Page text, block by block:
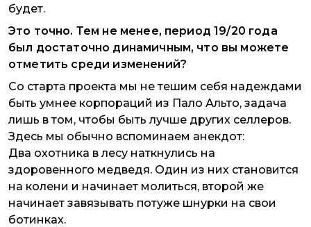
будет.
Это точно. Тем не менее, период 19/20 года
был достаточно динамичным, что вы можете
отметить среди изменений?
Со старта проекта мы не тешим себя надеждами
быть умнее корпораций из Пало Альто, задача
лишь в том, чтобы быть лучше других селлеров.
Здесь мы обычно вспоминаем анекдот:
Два охотника в лесу наткнулись на
здоровенного медведя. Один из них становится
на колени и начинает молиться, второй же
начинает завязывать потуже шнурки на свои
ботинках.